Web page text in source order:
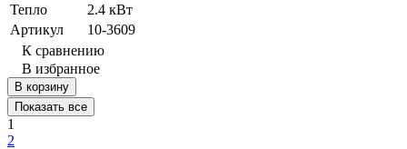
Тепло
2.4 кВт
Артикул
10-3609
К сравнению
В избранное
В корзину
Показать все
1
2